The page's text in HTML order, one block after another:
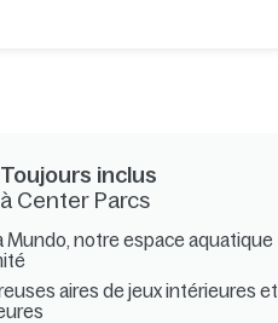
Toujours inclus
à Center Parcs
Mundo, notre espace aquatique
aires de jeux intérieures et